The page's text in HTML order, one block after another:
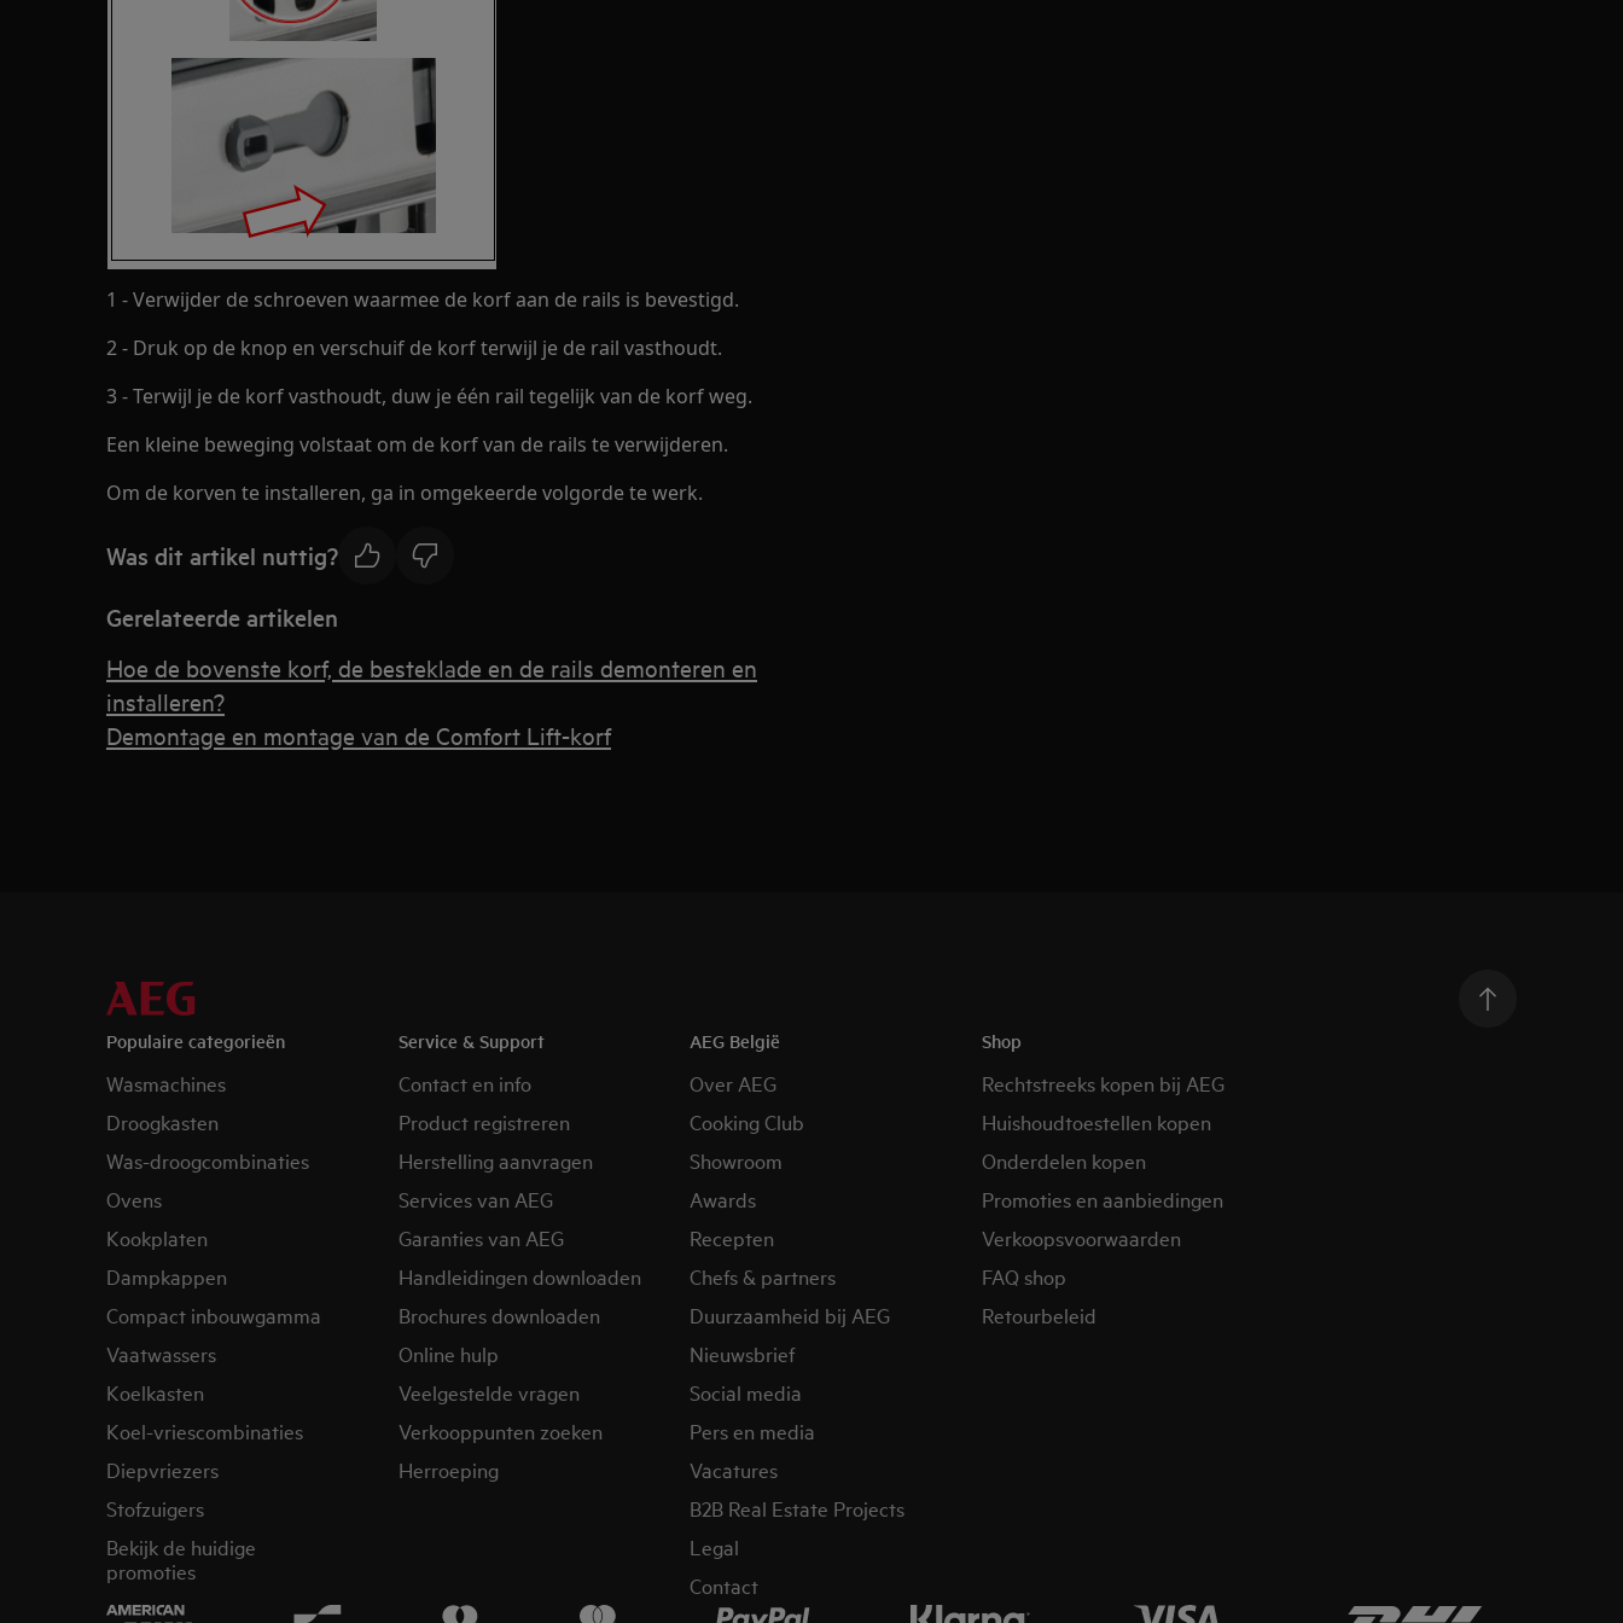
1 - Verwijder de schroeven waarmee de korf aan de rails is bevestigd.
2 - Druk op de knop en verschuif de korf terwijl je de rail vasthoudt.
3 - Terwijl je de korf vasthoudt, duw je één rail tegelijk van de korf weg.
Een kleine beweging volstaat om de korf van de rails te verwijderen.
Om de korven te installeren, ga in omgekeerde volgorde te werk.
Was dit artikel nuttig?
Gerelateerde artikelen
Hoe de bovenste korf, de besteklade en de rails demonteren en
installeren?
Demontage en montage van de Comfort Lift-korf
Populaire categorieën
Wasmachines
Droogkasten
Was-droogcombinaties
Ovens
Kookplaten
Dampkappen
Compact inbouwgamma
Vaatwassers
Koelkasten
Koel-vriescombinaties
Diepvriezers
Stofzuigers
Bekijk de huidige
promoties
Service & Support
Contact en info
Product registreren
Herstelling aanvragen
Services van AEG
Garanties van AEG
Handleidingen downloaden
Brochures downloaden
Online hulp
Veelgestelde vragen
Verkooppunten zoeken
Herroeping
AEG België
Over AEG
Cooking Club
Showroom
Awards
Recepten
Chefs & partners
Duurzaamheid bij AEG
Nieuwsbrief
Social media
Pers en media
Vacatures
B2B Real Estate Projects
Legal
Contact
Shop
Rechtstreeks kopen bij AEG
Huishoudtoestellen kopen
Onderdelen kopen
Promoties en aanbiedingen
Verkoopsvoorwaarden
FAQ shop
Retourbeleid​